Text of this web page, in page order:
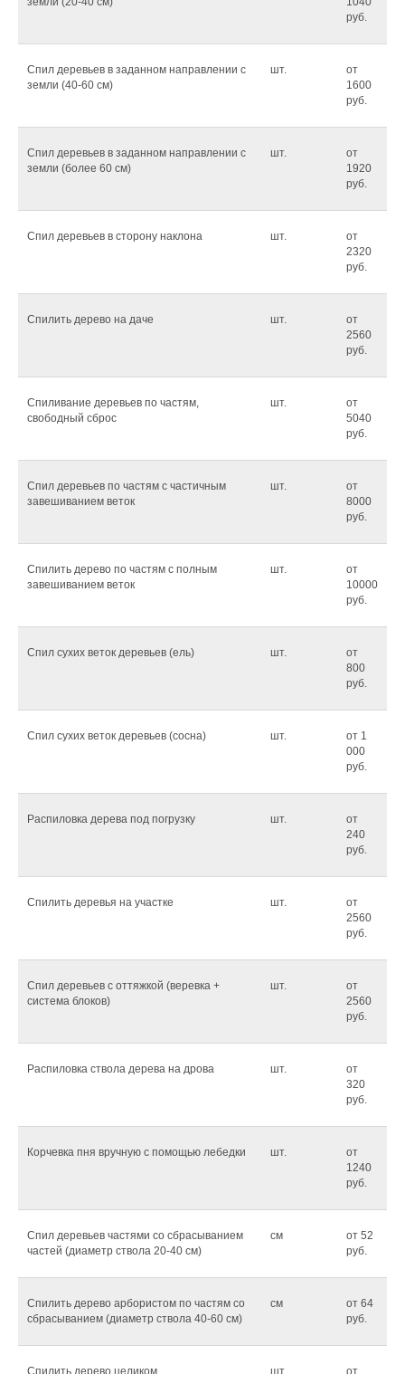
руб.
Спил деревьев в заданном направлении с
земли (40-60 см)
шт.
от
1600
руб.
Спил деревьев в заданном направлении с
земли (более 60 см)
шт.
от
1920
руб.
Спил деревьев в сторону наклона шт.
от
2320
руб.
Спилить дерево на даче шт.
от
2560
руб.
Спиливание деревьев по частям,
свободный сброс
шт.
от
5040
руб.
Спил деревьев по частям с частичным
завешиванием веток
шт.
от
8000
руб.
Спилить дерево по частям с полным
завешиванием веток
шт.
от
10000
руб.
Спил сухих веток деревьев (ель) шт.
от
800
руб.
Спил сухих веток деревьев (сосна) шт.
от 1
000
руб.
Распиловка дерева под погрузку шт.
от
240
руб.
Спилить деревья на участке шт.
от
2560
руб.
Спил деревьев с оттяжкой (веревка +
система блоков)
шт.
от
2560
руб.
Распиловка ствола дерева на дрова шт.
от
320
руб.
Корчевка пня вручную с помощью лебедки шт.
от
1240
руб.
Спил деревьев частями со сбрасыванием
частей (диаметр ствола 20-40 см)
см
от 52
руб.
Спилить дерево арбористом по частям со
сбрасыванием (диаметр ствола 40-60 см)
см
от 64
руб.
Спилить дерево целиком шт. от